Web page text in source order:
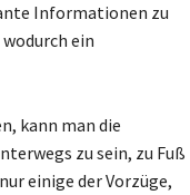
Informationen zu
ein
kann man die
zu sein, zu Fuß
einige der Vorzüge,